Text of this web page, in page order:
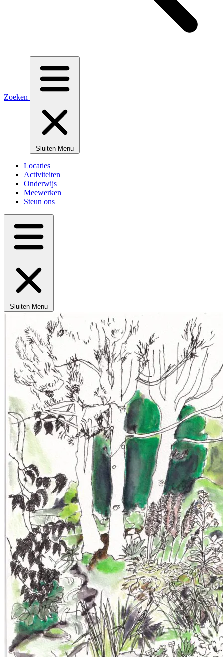
Zoeken
Sluiten Menu
Locaties
Activiteiten
Onderwijs
Meewerken
Steun ons
Sluiten Menu